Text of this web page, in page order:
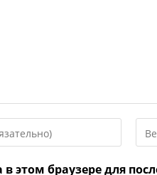
URL
веб-
этом браузере для